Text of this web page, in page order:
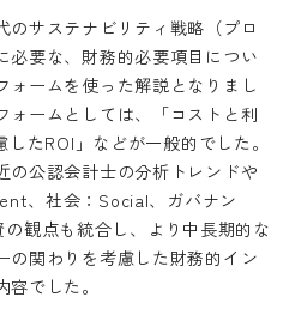
のサステナビリティ戦略（プロ
必要な、財務的必要項目につい
ォームを使った解説となりまし
ォームとしては、「コストと利
たROI」などが一般的でした。
の公認会計士の分析トレンドや
、社会：Social、ガバナン
観点も統合し、より中長期的な
の関わりを考慮した財務的イン
でした。